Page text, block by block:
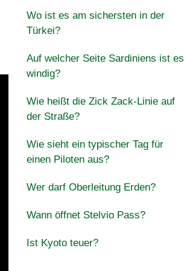
Wo ist es am sichersten in der
Türkei?
Auf welcher Seite Sardiniens ist es
windig?
Wie heißt die Zick Zack-Linie auf
der Straße?
Wie sieht ein typischer Tag für
einen Piloten aus?
Wer darf Oberleitung Erden?
Wann öffnet Stelvio Pass?
Ist Kyoto teuer?